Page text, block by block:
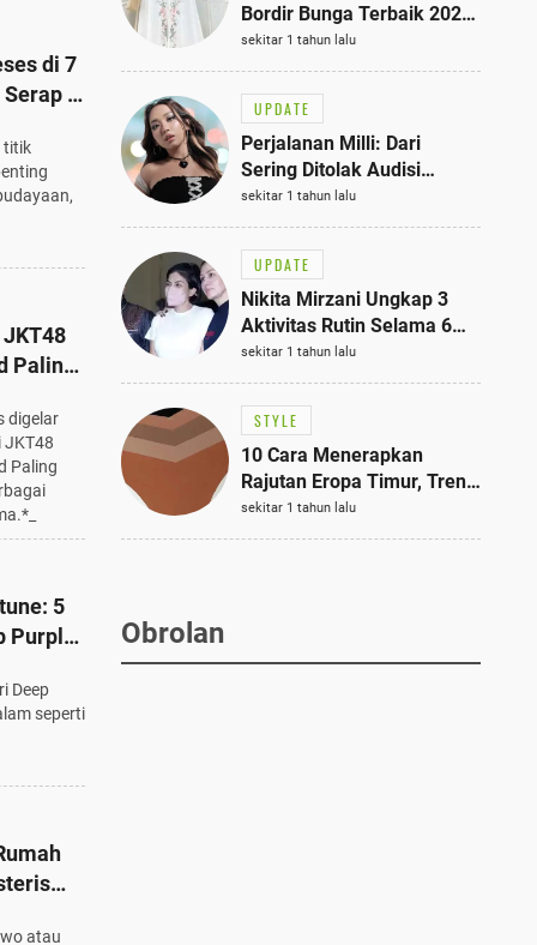
di 7
5
titik
Paling
digelar
JKT48
Paling
5
Purple
Deep
seperti
atau
Bordir Bunga Terbaik 2025,
Stylish untuk Hangout
hingga Acara Semi-Formal
sekitar 1 tahun lalu
UPDATE
Perjalanan Milli: Dari
Sering Ditolak Audisi
hingga Menjadi Rapper Top
10 Thailand
sekitar 1 tahun lalu
UPDATE
Nikita Mirzani Ungkap 3
Aktivitas Rutin Selama 6
Bulan di Rutan Pondok
Bambu, Terungkap!
sekitar 1 tahun lalu
STYLE
10 Cara Menerapkan
Rajutan Eropa Timur, Tren
Mode Terbaik dan Paling
Dicari 2023
sekitar 1 tahun lalu
Obrolan